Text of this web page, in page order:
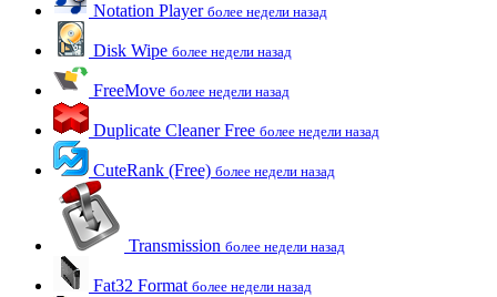
Notation Player более недели назад
Disk Wipe более недели назад
FreeMove более недели назад
Duplicate Cleaner Free более недели назад
CuteRank (Free) более недели назад
Transmission более недели назад
Fat32 Format более недели назад